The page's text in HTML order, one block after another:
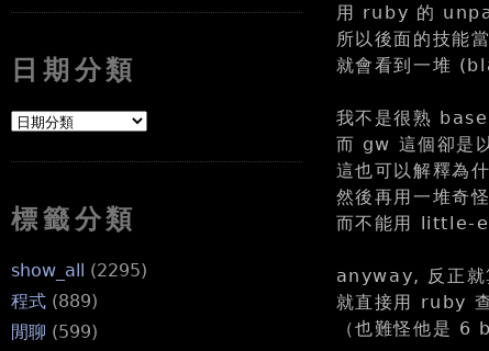
日期分類
標籤分類
show_all (2295)
程式 (889)
閒聊 (599)
用 ruby 的
所以後面的技能
就會看到一堆
我不是很熟
而 gw 這個卻是
這也可以解釋
然後再用一堆奇
而不能用 little-
anyway, 反正就
就直接用 ruby
（也難怪他是 6